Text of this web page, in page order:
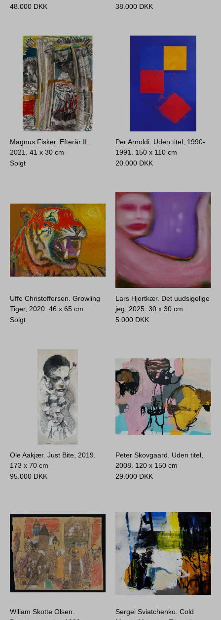
48.000 DKK
38.000 DKK
Magnus Fisker. Efterår II,
2021.41 x 30 cm
Solgt
Per Arnoldi. Uden titel, 1990-
1991. 150 x 110 cm
20.000 DKK
Uffe Christoffersen. Growling
Tiger, 2020.46 x 65 cm
Solgt
Lars Hjortkær. Det uudsigelige
jeg, 2025.30 x 30 cm
5.000 DKK
Ole Aakjær. Just Bite, 2019.
173 x 70 cm
95.000 DKK
Peter Skovgaard. Uden titel,
2008. 120 x 150 cm
29.000 DKK
Wiliam Skotte Olsen.
Sergei Sviatchenko. Cold